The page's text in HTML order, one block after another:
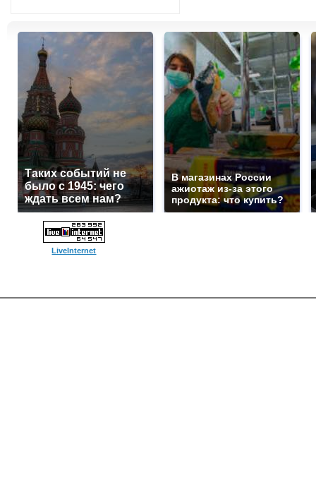
Таких событий не
было с 1945: чего
ждать всем нам?
В магазинах России
ажиотаж из-за этого
продукта: что купить?
LiveInternet